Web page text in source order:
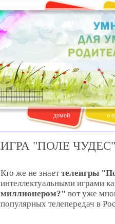
домой
о
ИГРА "ПОЛЕ ЧУДЕС"
Кто же не знаеттелеигры
интеллектуальными играми
миллионером?" вот уже
популярных телепередач в